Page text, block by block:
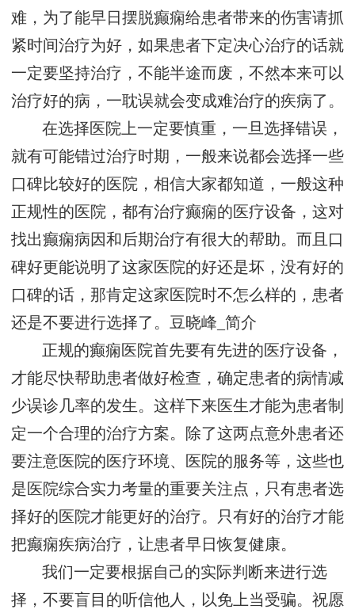
难，为了能早日摆脱癫痫给患者带来的伤害请抓
紧时间治疗为好，如果患者下定决心治疗的话就
一定要坚持治疗，不能半途而废，不然本来可以
治疗好的病，一耽误就会变成难治疗的疾病了。
在选择医院上一定要慎重，一旦选择错误，
就有可能错过治疗时期，一般来说都会选择一些
口碑比较好的医院，相信大家都知道，一般这种
正规性的医院，都有治疗癫痫的医疗设备，这对
找出癫痫病因和后期治疗有很大的帮助。而且口
碑好更能说明了这家医院的好还是坏，没有好的
口碑的话，那肯定这家医院时不怎么样的，患者
还是不要进行选择了。
豆晓峰_简介
正规的癫痫医院首先要有先进的医疗设备，
才能尽快帮助患者做好检查，确定患者的病情减
少误诊几率的发生。这样下来医生才能为患者制
定一个合理的治疗方案。除了这两点意外患者还
要注意医院的医疗环境、医院的服务等，这些也
是医院综合实力考量的重要关注点，只有患者选
择好的医院才能更好的治疗。只有好的治疗才能
把癫痫疾病治疗，让患者早日恢复健康。
我们一定要根据自己的实际判断来进行选
择，不要盲目的听信他人，以免上当受骗。祝愿